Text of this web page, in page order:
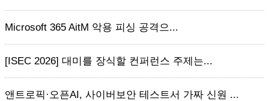
Microsoft 365 AitM 악용 피싱 공격으...
[ISEC 2026] 대미를 장식할 컨퍼런스 주제는...
앤트로픽·오픈AI, 사이버보안 테스트서 가짜 신원 ...